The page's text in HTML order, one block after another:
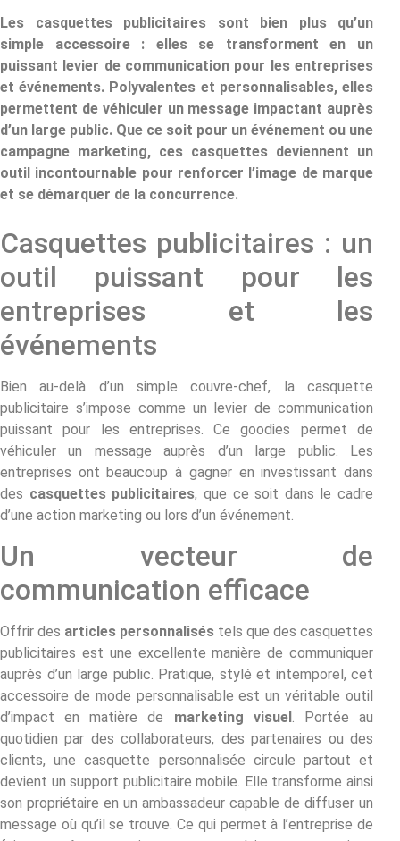
Les casquettes publicitaires sont bien plus qu’un
simple accessoire : elles se transforment en un
puissant levier de communication pour les entreprises
et événements. Polyvalentes et personnalisables, elles
permettent de véhiculer un message impactant auprès
d’un large public. Que ce soit pour un événement ou une
campagne marketing, ces casquettes deviennent un
outil incontournable pour renforcer l’image de marque
et se démarquer de la concurrence.
Casquettes publicitaires : un
outil puissant pour les
entreprises et les
événements
Bien au-delà d’un simple couvre-chef, la casquette
publicitaire s’impose comme un levier de communication
puissant pour les entreprises. Ce goodies permet de
véhiculer un message auprès d’un large public. Les
entreprises ont beaucoup à gagner en investissant dans
des casquettes publicitaires, que ce soit dans le cadre
d’une action marketing ou lors d’un événement.
Un vecteur de
communication efficace
Offrir des articles personnalisés tels que des casquettes
publicitaires est une excellente manière de communiquer
auprès d’un large public. Pratique, stylé et intemporel, cet
accessoire de mode personnalisable est un véritable outil
d’impact en matière de marketing visuel. Portée au
quotidien par des collaborateurs, des partenaires ou des
clients, une casquette personnalisée circule partout et
devient un support publicitaire mobile. Elle transforme ainsi
son propriétaire en un ambassadeur capable de diffuser un
message où qu’il se trouve. Ce qui permet à l’entreprise de